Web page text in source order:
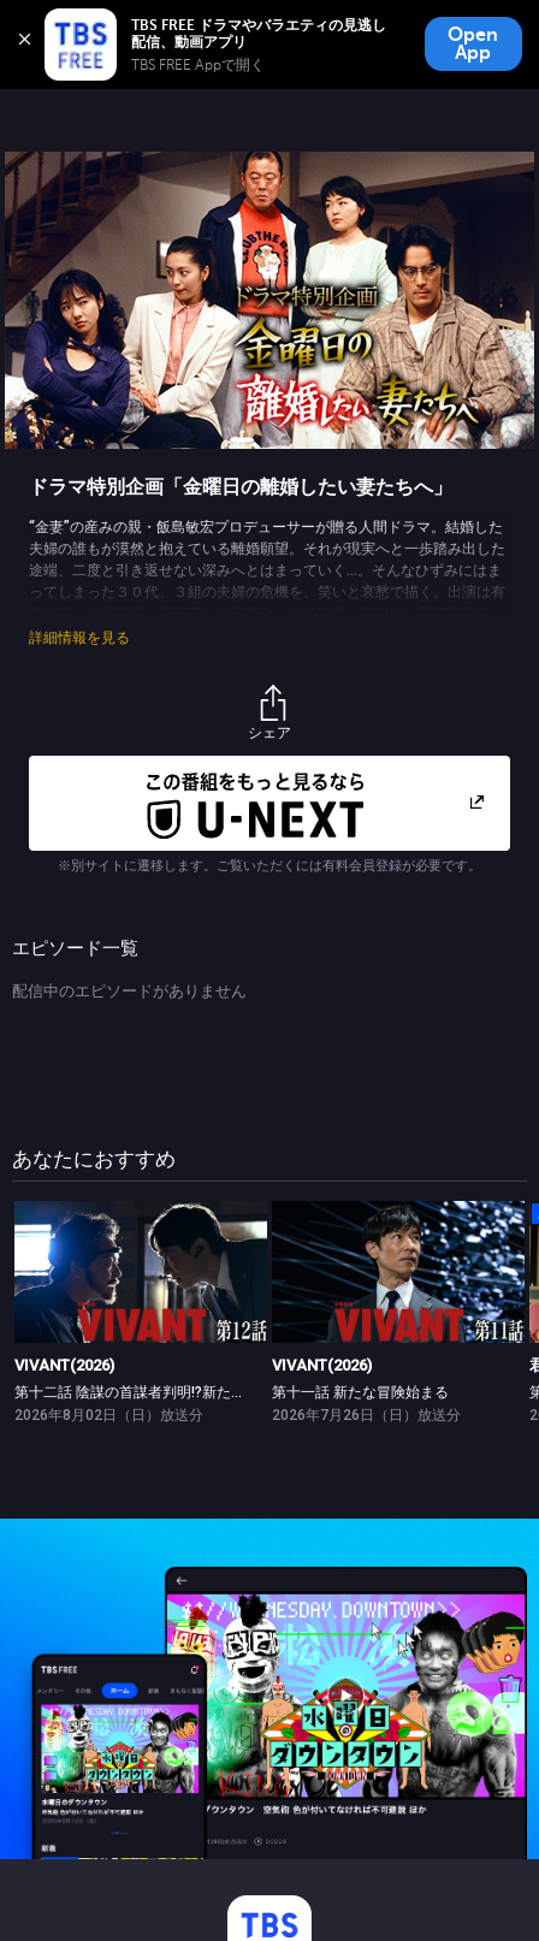
TBS FREE ドラマやバラエティの見逃し
TBS FREE Appで開く
Open
App
TBS FREE
無料見逃し配信
ドラマ特別企画「金曜日の離婚したい妻たちへ」
“金妻”の産みの親・飯島敏宏プロデューサーが贈る人間ドラマ。結婚した
夫婦の誰もが漠然と抱えている離婚願望。それが現実へと一歩踏み出した
途端、二度と引き返せない深みへとはまっていく…。そんなひずみにはま
ってしまった３０代、３組の夫婦の危機を、笑いと哀愁で描く。出演は有
か。
結婚の現実にどっぷり漬かった自分と、女であり続けたい自分とのギャッ
プに悩んでいた。ある日、裕子は娘を母・静子（野際陽子）に預けて同級
生の結婚式に出席。久しぶりに顔を合わせた裕子と良子はその帰り、年下
の内田卓也（原田龍二）との恋に夢中だという岩井真理（美保純）の告白
を聞く。２人は浮気なんてと非難しながらもうらやましく思っていた。そ
んなある日、裕子は同じ職場の杉浦啓介（羽場裕一）から突然プロポーズ
(C)TBS
詳細情報を見る
シェア
※別サイトに遷移します。ご覧いただくには有料会員登録が必要です。
エピソード一覧
配信中のエピソードがありません
あなたにおすすめ
VIVANT(2026)
VIVANT(2026)
第十二話 陰謀の首謀者判明!?新たな仲間との対峙
2026年8月02日（日）放送分
VIVANT(2026)
第十一話 新たな冒険始まる
VIVANT(2026)
第十一話 新たな冒険始まる
2026年7月26日（日）放送分